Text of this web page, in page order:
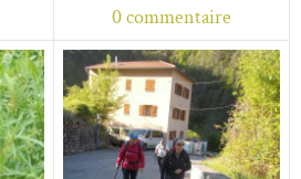
0 commentaire